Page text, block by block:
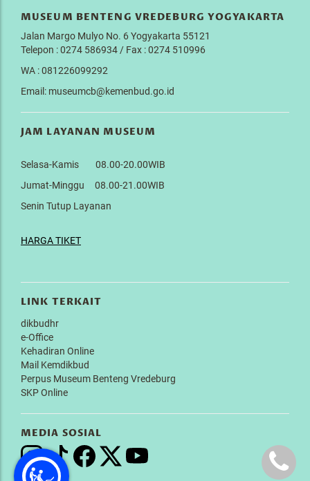
MUSEUM BENTENG VREDEBURG YOGYAKARTA
Jalan Margo Mulyo No. 6 Yogyakarta 55121
Telepon : 0274 586934 / Fax : 0274 510996
WA : 081226099292
Email: museumcb@kemenbud.go.id
JAM LAYANAN MUSEUM
Selasa-Kamis 08.00-20.00WIB
Jumat-Minggu 08.00-21.00WIB
Senin Tutup Layanan
HARGA TIKET
LINK TERKAIT
dikbudhr
e-Office
Kehadiran Online
Mail Kemdikbud
Perpus Museum Benteng Vredeburg
SKP Online
MEDIA SOSIAL